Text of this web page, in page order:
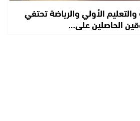
والتعليم الأولي والرياضة تحتفي
الحاصلين على…